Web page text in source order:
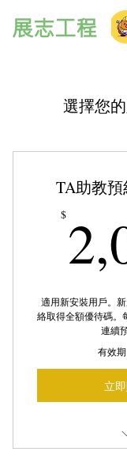
展志工程
選擇您
TA助教
$
適用新安裝用戶。
絡取得全額優待碼。
連續
有效
立